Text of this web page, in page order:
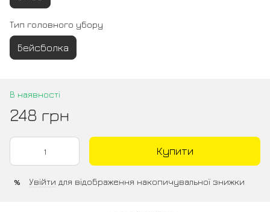
Тип головного убору
Бейсболка
В наявності
248 грн
Купити
% Увійти для відображення накопичувальної знижки